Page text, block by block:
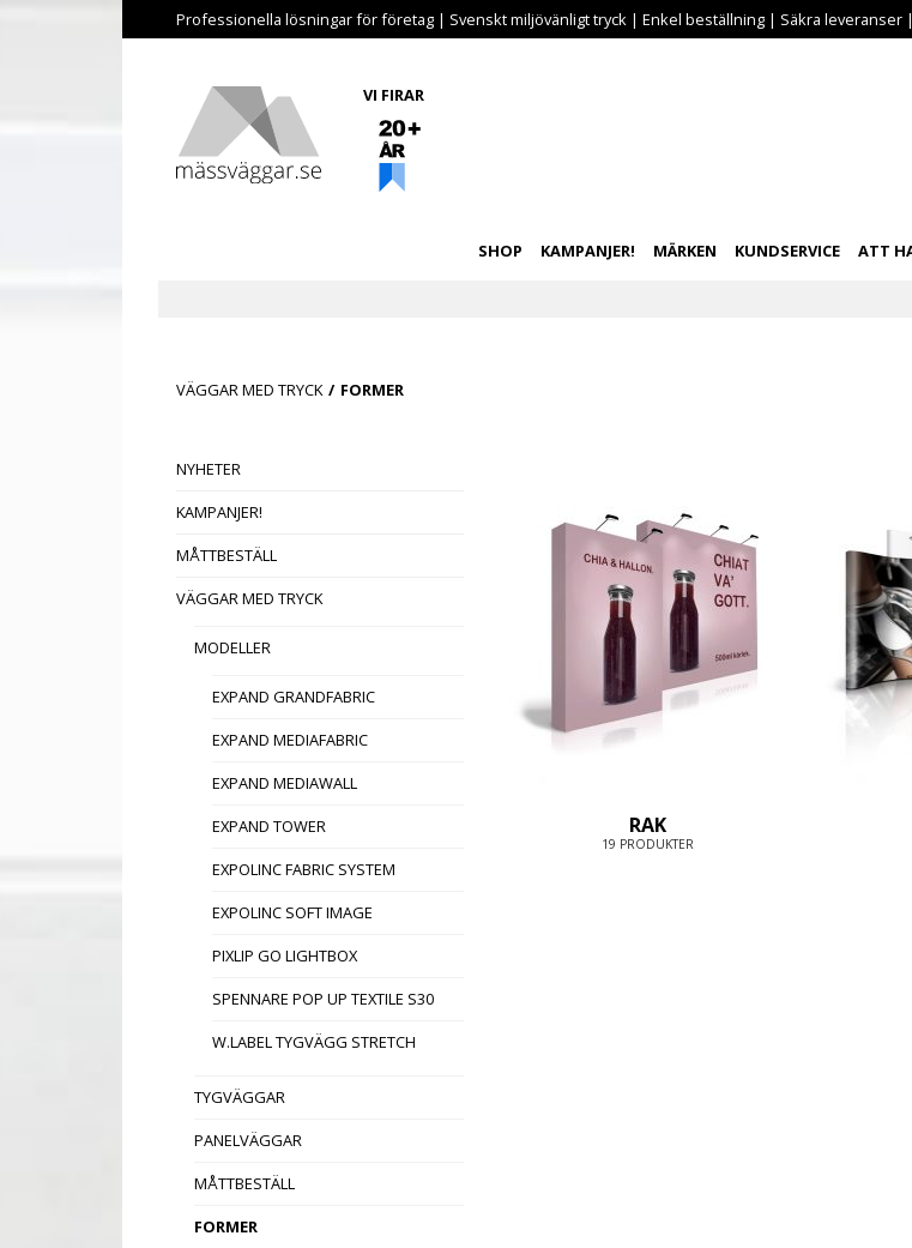
Professionella lösningar för företag | Svenskt miljövänligt tryck | Enkel beställning | Säkra leveranser
VI FIRAR
SHOP KAMPANJER! MÄRKEN KUNDSERVICE ATT
VÄGGAR MED TRYCK / FORMER
RAK
19 PRODUKTER
NYHETER
KAMPANJER!
MÅTTBESTÄLL
VÄGGAR MED TRYCK
MODELLER
EXPAND GRANDFABRIC
EXPAND MEDIAFABRIC
EXPAND MEDIAWALL
EXPAND TOWER
EXPOLINC FABRIC SYSTEM
EXPOLINC SOFT IMAGE
PIXLIP GO LIGHTBOX
SPENNARE POP UP TEXTILE S30
W.LABEL TYGVÄGG STRETCH
TYGVÄGGAR
PANELVÄGGAR
MÅTTBESTÄLL
FORMER